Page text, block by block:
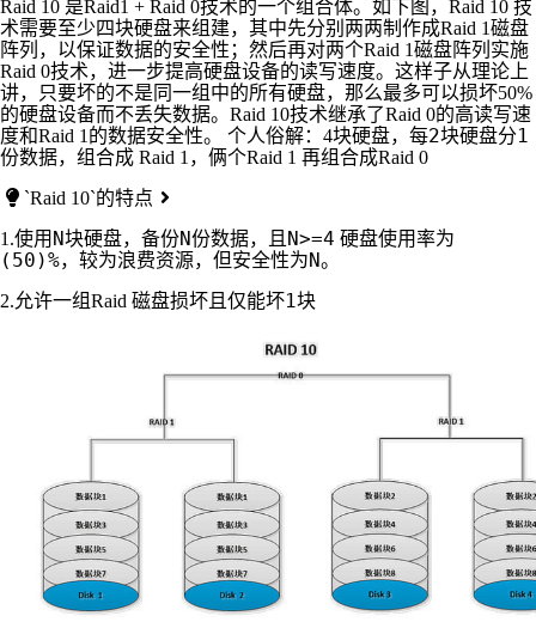
Raid 10 是Raid1 + Raid 0技术的一个组合体。如下图，Raid 10 技
术需要至少四块硬盘来组建，其中先分别两两制作成Raid 1磁盘
阵列，以保证数据的安全性；然后再对两个Raid 1磁盘阵列实施
Raid 0技术，进一步提高硬盘设备的读写速度。这样子从理论上
讲，只要坏的不是同一组中的所有硬盘，那么最多可以损坏50%
的硬盘设备而不丢失数据。Raid 10技术继承了Raid 0的高读写速
度和Raid 1的数据安全性。 个人俗解：4块硬盘，每2块硬盘分1
份数据，组合成 Raid 1，俩个Raid 1 再组合成Raid 0
`Raid 10`的特点
1.使用 N块硬盘，备份N份数据，且 N>=4 硬盘使用率为
(50)%，较为浪费资源，但安全性为N。
2.允许一组Raid 磁盘损坏且仅能坏1块